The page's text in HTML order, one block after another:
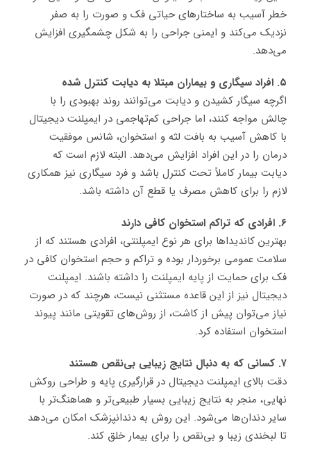
خطر آسیب به ساختارهای حیاتی فک و صورت را به صفر
نزدیک می‌کند و ایمنی جراحی را به شکل چشمگیری افزایش
می‌دهد.
۵. افراد سیگاری و بیماران مبتلا به دیابت کنترل شده
اگرچه سیگار کشیدن و دیابت می‌توانند روند بهبودی را با
چالش مواجه کنند، اما جراحی کم‌تهاجمی در ایمپلنت دیجیتال
با کاهش آسیب به بافت لثه و استخوان، شانس موفقیت
درمان را در این افراد افزایش می‌دهد. البته لازم است که
دیابت بیمار کاملاً تحت کنترل باشد و فرد سیگاری نیز همکاری
لازم را برای کاهش مصرف یا قطع آن داشته باشد.
۶. افرادی که تراکم استخوان کافی دارند
بهترین کاندیداها برای هر نوع ایمپلنتی، افرادی هستند که از
سلامت عمومی برخوردار بوده و تراکم و حجم استخوان کافی در
فک برای حمایت از پایه ایمپلنت را داشته باشند. ایمپلنت
دیجیتال نیز از این قاعده مستثنی نیست، هرچند که در صورت
نیاز می‌توان پیش از کاشت، از روش‌های تقویتی مانند پیوند
استخوان استفاده کرد.
۷. کسانی که به دنبال نتایج زیبایی بی‌نقص هستند
دقت بالای ایمپلنت دیجیتال در قرارگیری پایه و طراحی روکش
نهایی، منجر به نتایج زیبایی بسیار طبیعی‌تر و هماهنگ‌تر با
سایر دندان‌ها می‌شود. این روش به دندانپزشک امکان می‌دهد
تا لبخندی زیبا و بی‌نقص را برای بیمار خلق کند.